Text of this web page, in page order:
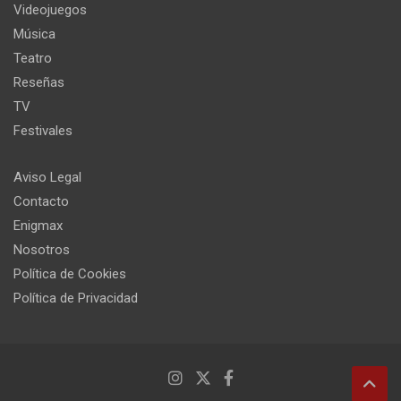
Videojuegos
Música
Teatro
Reseñas
TV
Festivales
Aviso Legal
Contacto
Enigmax
Nosotros
Política de Cookies
Política de Privacidad